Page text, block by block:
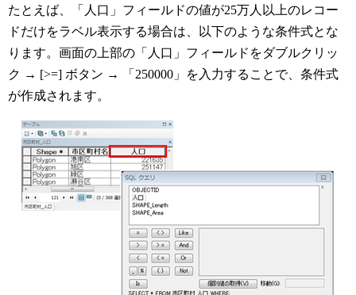
たとえば、「人口」フィールドの値が25万人以上のレコー
ドだけをラベル表示する場合は、以下のような条件式とな
ります。画面の上部の「人口」フィールドをダブルクリッ
ク → [>=] ボタン → 「250000」を入力することで、条件式
が作成されます。